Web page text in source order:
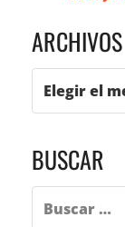
ARCHIVOS
BUSCAR